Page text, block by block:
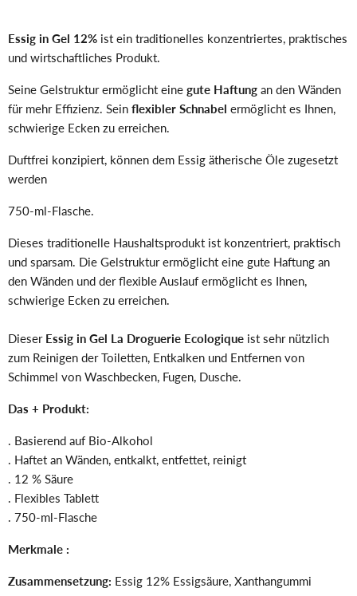
Essig in Gel 12% ist ein traditionelles konzentriertes, praktisches
und wirtschaftliches Produkt.
Seine Gelstruktur ermöglicht eine gute Haftung an den Wänden
für mehr Effizienz. Sein flexibler Schnabel ermöglicht es Ihnen,
schwierige Ecken zu erreichen.
Duftfrei konzipiert, können dem Essig ätherische Öle zugesetzt
werden
750-ml-Flasche.
Dieses traditionelle Haushaltsprodukt ist konzentriert, praktisch
und sparsam. Die Gelstruktur ermöglicht eine gute Haftung an
den Wänden und der flexible Auslauf ermöglicht es Ihnen,
schwierige Ecken zu erreichen.
Dieser Essig in Gel La Droguerie Ecologique ist sehr nützlich
zum Reinigen der Toiletten, Entkalken und Entfernen von
Schimmel von Waschbecken, Fugen, Dusche.
Das + Produkt:
. Basierend auf Bio-Alkohol
. Haftet an Wänden, entkalkt, entfettet, reinigt
. 12 % Säure
. Flexibles Tablett
. 750-ml-Flasche
Merkmale :
Zusammensetzung: Essig 12% Essigsäure, Xanthangummi